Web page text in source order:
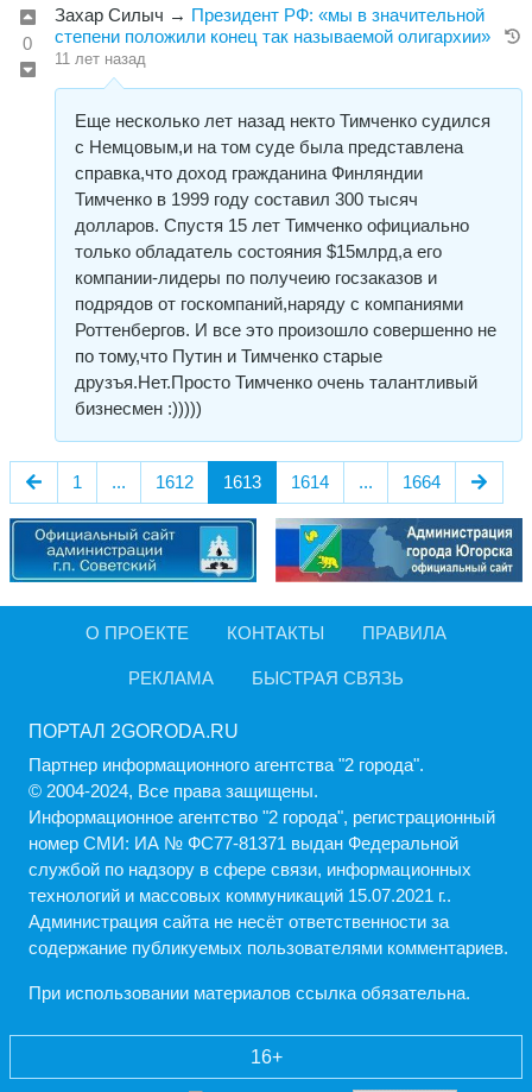
0
Захар Силыч → Президент РФ: «мы в значительной
степени положили конец так называемой олигархии»
11 лет назад
Еще несколько лет назад некто Тимченко судился
с Немцовым,и на том суде была представлена
справка,что доход гражданина Финляндии
Тимченко в 1999 году составил 300 тысяч
долларов. Спустя 15 лет Тимченко официально
только обладатель состояния $15млрд,а его
компании-лидеры по получеию госзаказов и
подрядов от госкомпаний,наряду с компаниями
Роттенбергов. И все это произошло совершенно не
по тому,что Путин и Тимченко старые
друзъя.Нет.Просто Тимченко очень талантливый
бизнесмен :)))))
1 ... 1612 1613 1614 ... 1664
О ПРОЕКТЕ КОНТАКТЫ ПРАВИЛА
РЕКЛАМА БЫСТРАЯ СВЯЗЬ
ПОРТАЛ 2GORODA.RU
Партнер информационного агентства "2 города".
© 2004-2024, Все права защищены.
Информационное агентство "2 города", регистрационный
номер СМИ: ИА № ФС77-81371 выдан Федеральной
службой по надзору в сфере связи, информационных
технологий и массовых коммуникаций 15.07.2021 г..
Администрация cайта не несёт ответственности за
содержание публикуемых пользователями комментариев.
При использовании материалов ссылка обязательна.
16+